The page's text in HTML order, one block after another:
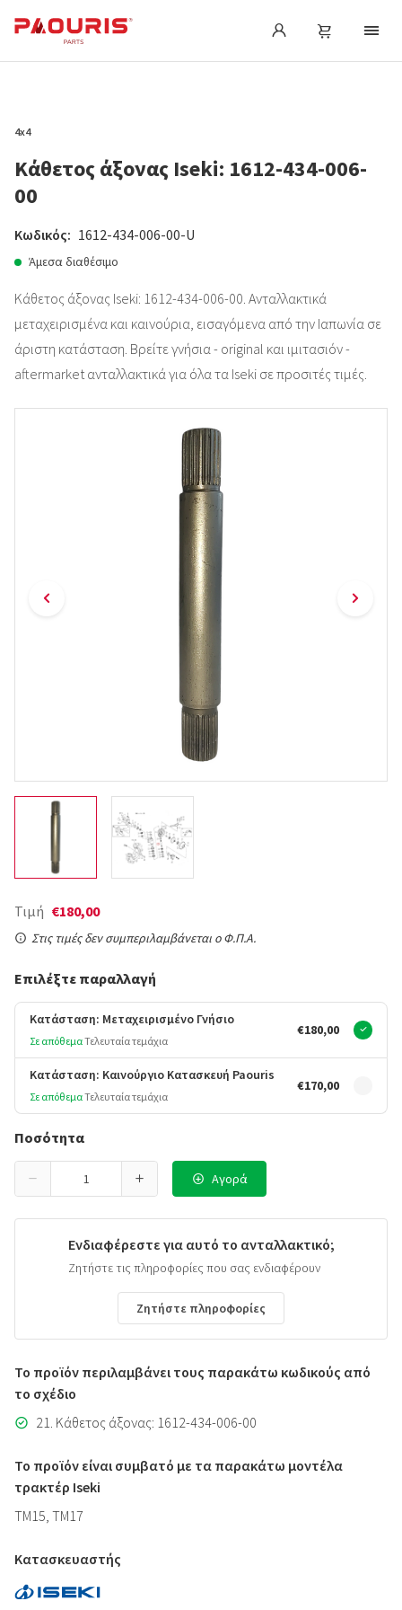
4x4
Κάθετος άξονας Iseki: 1612-434-006-
00
Κωδικός: 1612-434-006-00-U
Άμεσα διαθέσιμο
Κάθετος άξονας Iseki: 1612-434-006-00. Ανταλλακτικά
μεταχειρισμένα και καινούρια, εισαγόμενα από την Ιαπωνία σε
άριστη κατάσταση. Βρείτε γνήσια - original και ιμιτασιόν -
aftermarket ανταλλακτικά για όλα τα Iseki σε προσιτές τιμές.
Τιμή €180,00
Στις τιμές δεν συμπεριλαμβάνεται ο Φ.Π.Α.
Επιλέξτε παραλλαγή
Κατάσταση: Μεταχειρισμένο Γνήσιο
Σε απόθεμαΤελευταία τεμάχια
€180,00
Κατάσταση: Καινούργιο Κατασκευή Paouris
Σε απόθεμαΤελευταία τεμάχια
€170,00
Ποσότητα
Αγορά
Ενδιαφέρεστε για αυτό το ανταλλακτικό;
Ζητήστε τις πληροφορίες που σας ενδιαφέρουν
Ζητήστε πληροφορίες
Το προϊόν περιλαμβάνει τους παρακάτω κωδικούς από
το σχέδιο
21. Κάθετος άξονας: 1612-434-006-00
Το προϊόν είναι συμβατό με τα παρακάτω μοντέλα
τρακτέρ Iseki
TM15, TM17
Κατασκευαστής